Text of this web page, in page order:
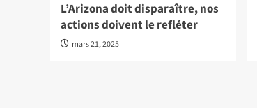
L’Arizona doit disparaître, nos
actions doivent le refléter
mars 21, 2025